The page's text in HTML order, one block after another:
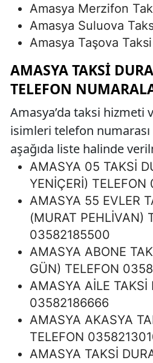
Amasya Merzifon
Amasya Suluova
Amasya Taşova
AMASYA TAKSI
TELEFON
Amasya’da taksi hizmeti
isimleri telefon
aşağıda liste halinde
AMASYA 05 TAKSİ
YENİÇERİ)
AMASYA 55 EVLER
(MURAT PEHLİVAN)
03582185500
AMASYA ABONE
GÜN) TELEFON
AMASYA AİLE TAKSİ
03582186666
AMASYA AKASYA
TELEFON
AMASYA TAKSİ